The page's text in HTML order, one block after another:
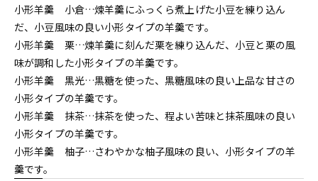
小形羊羹 小倉…煉羊羹にふっくら煮上げた小豆を練り込ん
だ、小豆風味の良い小形タイプの羊羹です。
小形羊羹 栗…煉羊羹に刻んだ栗を練り込んだ、小豆と栗の風
味が調和した小形タイプの羊羹です。
小形羊羹 黒光…黒糖を使った、黒糖風味の良い上品な甘さの
小形タイプの羊羹です。
小形羊羹 抹茶…抹茶を使った、程よい苦味と抹茶風味の良い
小形タイプの羊羹です。
小形羊羹 柚子…さわやかな柚子風味の良い、小形タイプの羊
羹です。